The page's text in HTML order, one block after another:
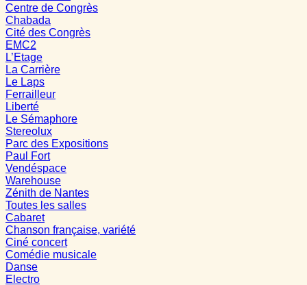
Centre de Congrès
Chabada
Cité des Congrès
EMC2
L’Etage
La Carrière
Le Laps
Ferrailleur
Liberté
Le Sémaphore
Stereolux
Parc des Expositions
Paul Fort
Vendéspace
Warehouse
Zénith de Nantes
Toutes les salles
Cabaret
Chanson française, variété
Ciné concert
Comédie musicale
Danse
Electro